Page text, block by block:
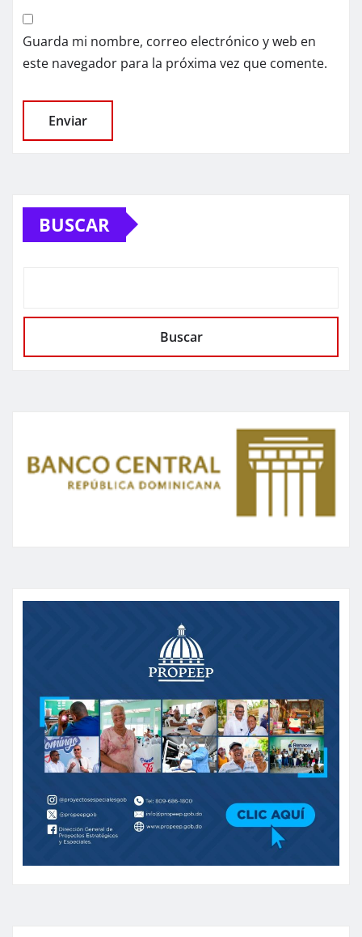
Guarda mi nombre, correo electrónico y web en
este navegador para la próxima vez que comente.
BUSCAR
Buscar